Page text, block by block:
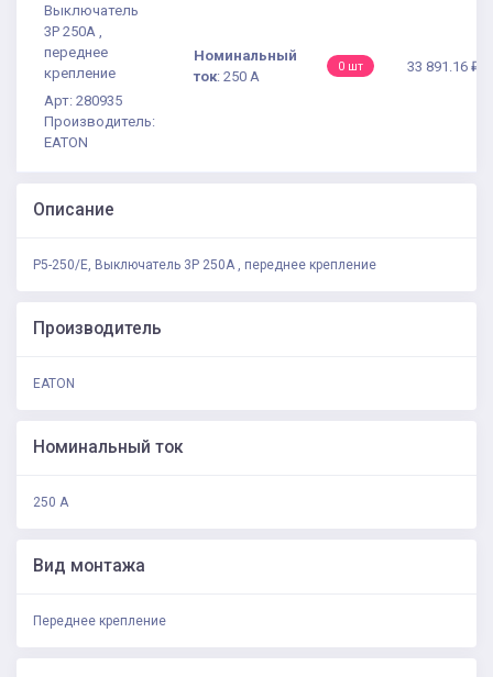
Выключатель
3P 250A ,
переднее
крепление
Арт: 280935
Производитель:
EATON
Номинальный
ток: 250 A
0 шт 33 891.16 ₽
Описание
P5-250/E, Выключатель 3P 250A , переднее крепление
Производитель
EATON
Номинальный ток
250 A
Вид монтажа
Переднее крепление